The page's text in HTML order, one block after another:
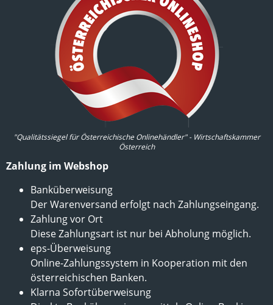
"Qualitätssiegel für Österreichische Onlinehändler" - Wirtschaftskammer
Österreich
Zahlung im Webshop
Banküberweisung
Der Warenversand erfolgt nach Zahlungseingang.
Zahlung vor Ort
Diese Zahlungsart ist nur bei Abholung möglich.
eps-Überweisung
Online-Zahlungssystem in Kooperation mit den
österreichischen Banken.
Klarna Sofortüberweisung